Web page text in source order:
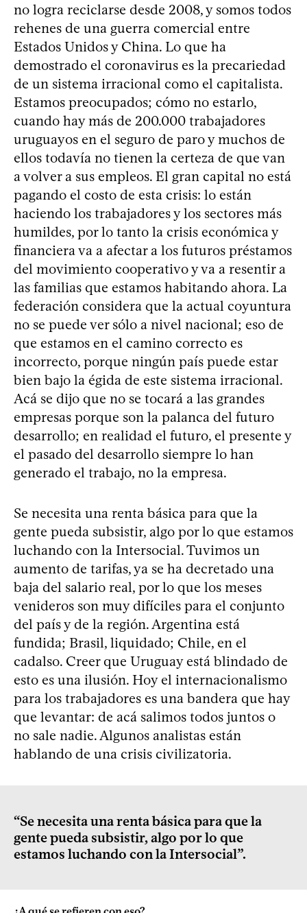
no logra reciclarse desde 2008, y somos todos
rehenes de una guerra comercial entre
Estados Unidos y China. Lo que ha
demostrado el coronavirus es la precariedad
de un sistema irracional como el capitalista.
Estamos preocupados; cómo no estarlo,
cuando hay más de 200.000 trabajadores
uruguayos en el seguro de paro y muchos de
ellos todavía no tienen la certeza de que van
a volver a sus empleos. El gran capital no está
pagando el costo de esta crisis: lo están
haciendo los trabajadores y los sectores más
humildes, por lo tanto la crisis económica y
financiera va a afectar a los futuros préstamos
del movimiento cooperativo y va a resentir a
las familias que estamos habitando ahora. La
federación considera que la actual coyuntura
no se puede ver sólo a nivel nacional; eso de
que estamos en el camino correcto es
incorrecto, porque ningún país puede estar
bien bajo la égida de este sistema irracional.
Acá se dijo que no se tocará a las grandes
empresas porque son la palanca del futuro
desarrollo; en realidad el futuro, el presente y
el pasado del desarrollo siempre lo han
generado el trabajo, no la empresa.
Se necesita una renta básica para que la
gente pueda subsistir, algo por lo que estamos
luchando con la Intersocial. Tuvimos un
aumento de tarifas, ya se ha decretado una
baja del salario real, por lo que los meses
venideros son muy difíciles para el conjunto
del país y de la región. Argentina está
fundida; Brasil, liquidado; Chile, en el
cadalso. Creer que Uruguay está blindado de
esto es una ilusión. Hoy el internacionalismo
para los trabajadores es una bandera que hay
que levantar: de acá salimos todos juntos o
no sale nadie. Algunos analistas están
hablando de una crisis civilizatoria.
“Se necesita una renta básica para que la
gente pueda subsistir, algo por lo que
estamos luchando con la Intersocial”.